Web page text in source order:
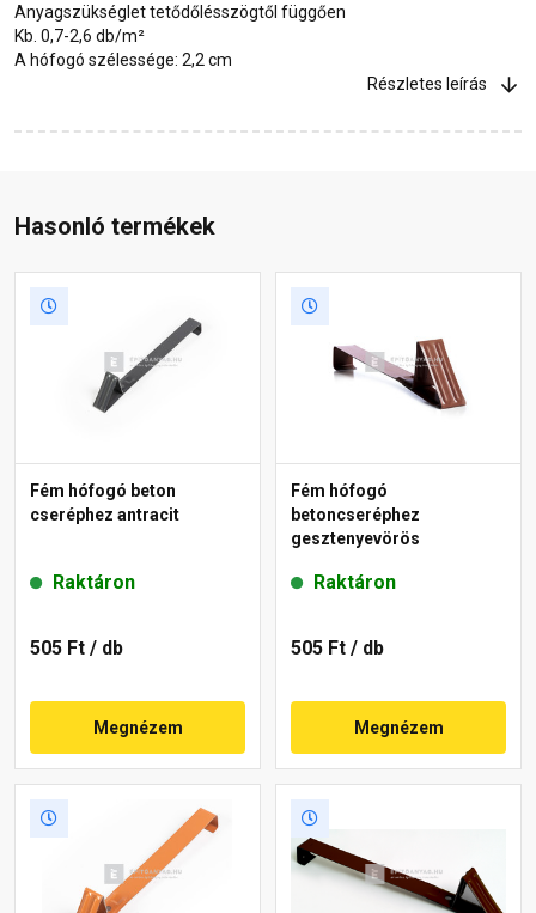
Anyagszükséglet tetődőlésszögtől függően
Kb. 0,7-2,6 db/m²
A hófogó szélessége: 2,2 cm
Részletes leírás
Hasonló termékek
Fém hófogó beton
cseréphez antracit
Raktáron
505 Ft / db
Megnézem
Fém hófogó
betoncseréphez
gesztenyevörös
Raktáron
505 Ft / db
Megnézem